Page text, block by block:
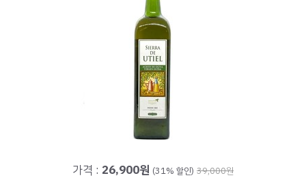
가격 : 26,900원 (31% 할인) 39,000원